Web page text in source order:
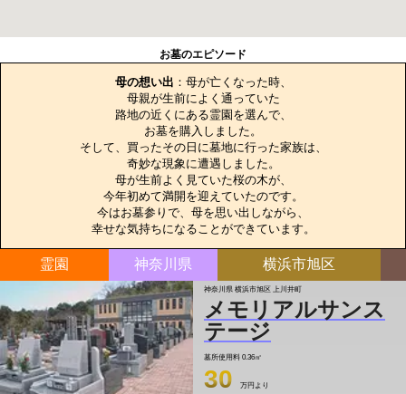
お墓のエピソード
母の想い出 ：母が亡くなった時、
母親が生前によく通っていた
路地の近くにある霊園を選んで、
お墓を購入しました。
そして、買ったその日に墓地に行った家族は、
奇妙な現象に遭遇しました。
母が生前よく見ていた桜の木が、
今年初めて満開を迎えていたのです。
今はお墓参りで、母を思い出しながら、
幸せな気持ちになることができています。
霊園 神奈川県 横浜市旭区
神奈川県 横浜市旭区 上川井町
メモリアルサンス
テージ
墓所使用料 0.36㎡
30 万円より